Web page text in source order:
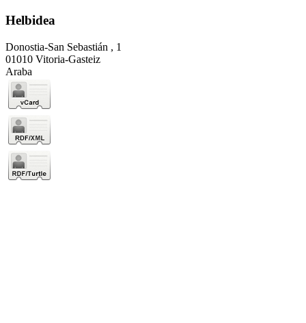
Helbidea
Donostia-San Sebastián , 1
01010 Vitoria-Gasteiz
Araba